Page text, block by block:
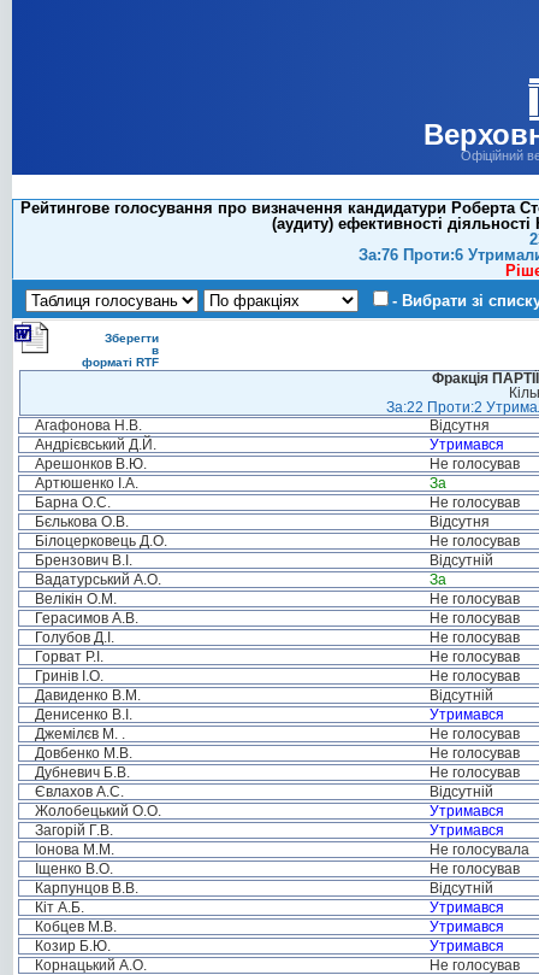
Офіційний
Рейтингове голосування про визначення кандидатури Роберта
(аудиту) ефективності
За:76 Проти:6
- Вибрати зі
Зберегти
в
форматі RTF
Фракція
За:22 Проти:2
Агафонова Н.В.
Відсутня
Андрієвський Д.Й.
Утримався
Арешонков В.Ю.
Не голосував
Артюшенко І.А.
За
Барна О.С.
Не голосував
Бєлькова О.В.
Відсутня
Білоцерковець Д.О.
Не голосував
Брензович В.І.
Відсутній
Вадатурський А.О.
За
Велікін О.М.
Не голосував
Герасимов А.В.
Не голосував
Голубов Д.І.
Не голосував
Горват Р.І.
Не голосував
Гринів І.О.
Не голосував
Давиденко В.М.
Відсутній
Денисенко В.І.
Утримався
Джемілєв М. .
Не голосував
Довбенко М.В.
Не голосував
Дубневич Б.В.
Не голосував
Євлахов А.С.
Відсутній
Жолобецький О.О.
Утримався
Загорій Г.В.
Утримався
Іонова М.М.
Не голосувала
Іщенко В.О.
Не голосував
Карпунцов В.В.
Відсутній
Кіт А.Б.
Утримався
Кобцев М.В.
Утримався
Козир Б.Ю.
Утримався
Корнацький А.О.
Не голосував